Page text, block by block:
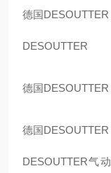
德国DESOUTTER
DESOUTTER
德国DESOUTTER
德国DESOUTTER
DESOUTTER气